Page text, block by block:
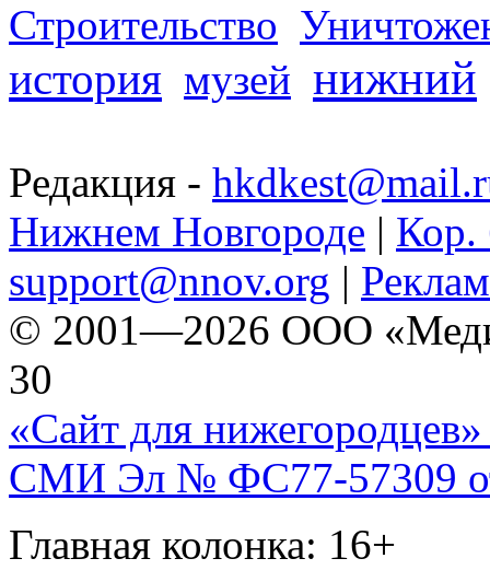
Строительство
история музей нижний
Редакция -
Нижнем Новгороде | Кор.
support@nnov.org |
© 2001—2026 ООО
30
«Сайт для нижегородцев»
СМИ Эл № ФС77-57309
Главная колонка: 16+